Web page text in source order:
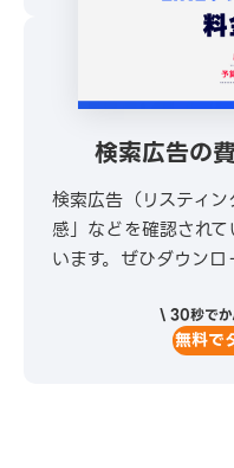
検索広告の
検索広告（リスティ
感」などを確認され
います。ぜひダウンロ
\ 30秒でか
無料で